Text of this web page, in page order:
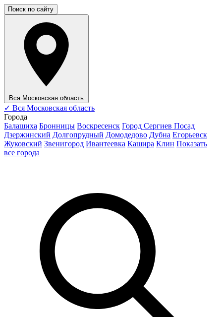
Поиск по сайту
Вся Московская область
✓ Вся Московская область
Города
Балашиха Бронницы Воскресенск Город Сергиев Посад
Дзержинский Долгопрудный Домодедово Дубна Егорьевск
Жуковский Звенигород Ивантеевка Кашира Клин Показать
все города